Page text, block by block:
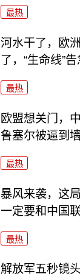
最热
河水干了，欧
了，“生命线”告
最热
欧盟想关门，
鲁塞尔被逼到
最热
暴风来袭，这
一定要和中国
最热
解放军五秒镜